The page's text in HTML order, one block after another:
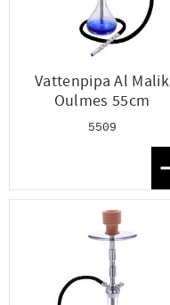
Vattenpipa Al Malik
Oulmes 55cm
5509